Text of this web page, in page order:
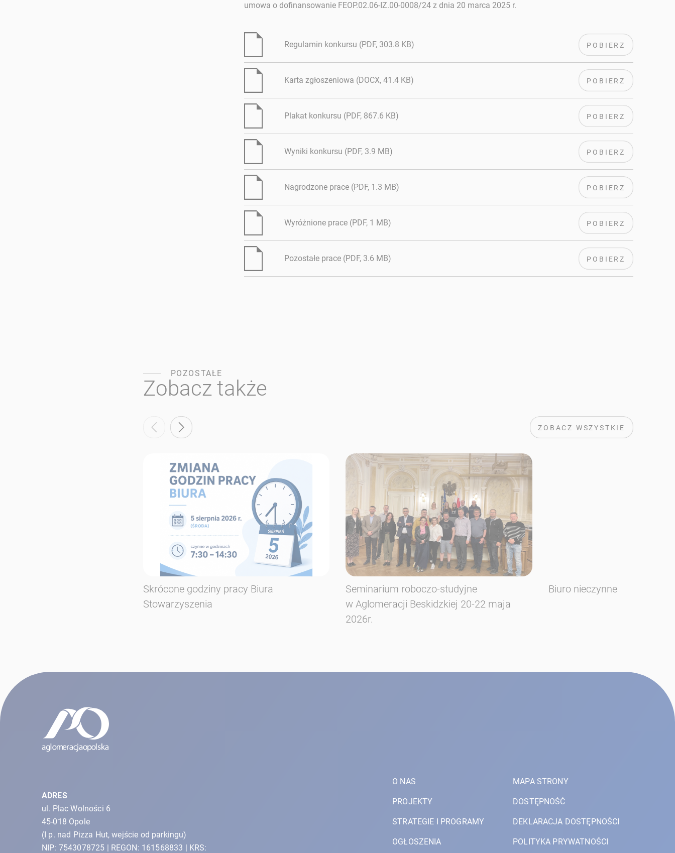
umowa o dofinansowanie FEOP.02.06-IZ.00-0008/24 z dnia 20 marca 2025 r.
Regulamin konkursu (PDF, 303.8 KB) POBIERZ
Karta zgłoszeniowa (DOCX, 41.4 KB) POBIERZ
Plakat konkursu (PDF, 867.6 KB) POBIERZ
Wyniki konkursu (PDF, 3.9 MB) POBIERZ
Nagrodzone prace (PDF, 1.3 MB) POBIERZ
Wyróżnione prace (PDF, 1 MB) POBIERZ
Pozostałe prace (PDF, 3.6 MB) POBIERZ
POZOSTAŁE
Zobacz także
ZOBACZ WSZYSTKIE
Skrócone godziny pracy Biura
Stowarzyszenia
Seminarium roboczo-studyjne
w Aglomeracji Beskidzkiej 20-22 maja
2026r.
Biuro nieczynne
ADRES
ul. Plac Wolności 6
45-018 Opole
(I p. nad Pizza Hut, wejście od parkingu)
NIP: 7543078725 | REGON: 161568833 | KRS:
O NAS
PROJEKTY
STRATEGIE I PROGRAMY
OGŁOSZENIA
MAPA STRONY
DOSTĘPNOŚĆ
DEKLARACJA DOSTĘPNOŚCI
POLITYKA PRYWATNOŚCI